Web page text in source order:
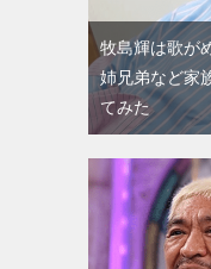
牧島輝は歌が
姉兄弟など家
てみた